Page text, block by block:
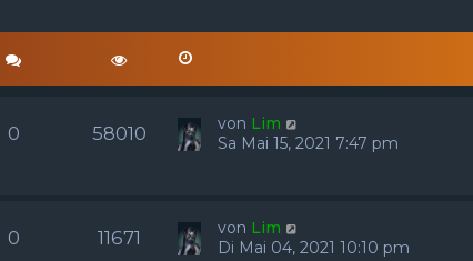
0 58010 von Lim
Sa Mai 15, 2021 7:47 pm
0 11671 von Lim
Di Mai 04, 2021 10:10 pm